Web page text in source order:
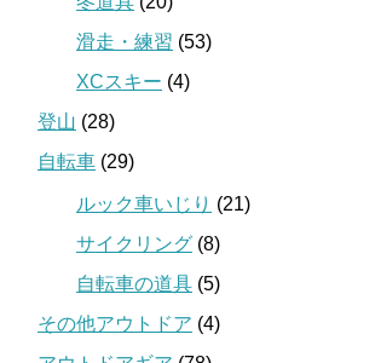
滑走・練習 (53)
XCスキー (4)
登山 (28)
自転車 (29)
ルック車いじり (21)
サイクリング (8)
自転車の道具 (5)
その他アウトドア (4)